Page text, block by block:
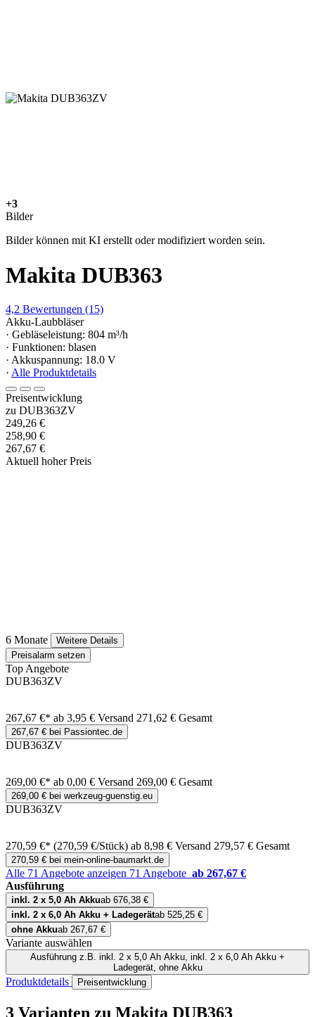
+3
Bilder
Bilder können mit KI erstellt oder modifiziert worden sein.
Makita DUB363
4,2 Bewertungen (15)
Akku-Laubbläser
· Gebläseleistung: 804 m³/h
· Funktionen: blasen
· Akkuspannung: 18.0 V
· Alle Produktdetails
Preisentwicklung
zu DUB363ZV
249,26 €
258,90 €
267,67 €
Aktuell hoher Preis
6 Monate
Weitere Details
Preisalarm setzen
Top Angebote
DUB363ZV
267,67 €* ab 3,95 € Versand 271,62 € Gesamt
267,67 € bei Passiontec.de
DUB363ZV
269,00 €* ab 0,00 € Versand 269,00 € Gesamt
269,00 € bei werkzeug-guenstig.eu
DUB363ZV
270,59 €* (270,59 €/Stück) ab 8,98 € Versand 279,57 € Gesamt
270,59 € bei mein-online-baumarkt.de
Alle 71 Angebote anzeigen 71 Angebote ab 267,67 €
Ausführung
inkl. 2 x 5,0 Ah Akkuab 676,38 €
inkl. 2 x 6,0 Ah Akku + Ladegerätab 525,25 €
ohne Akkuab 267,67 €
Variante auswählen
Ausführung
Ladegerät, ohne Akku
Produktdetails Preisentwicklung
3 Varianten zu Makita DUB363